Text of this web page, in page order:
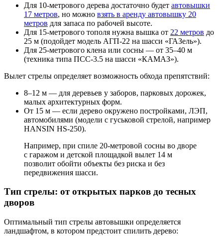
Для 10-метрового дерева достаточно будет автовышки
17 метров, но можно взять в аренду автовышку 20
метров для запаса по рабочей высоте.
Для 15-метрового тополя нужна вышка от 22 метров до
25 м (подойдет модель АГП-22 на шасси «ГАЗель»).
Для 25-метрового клена или сосны — от 35–40 м
(техника типа ПСС-3.5 на шасси «КАМАЗ»).
Вылет стрелы определяет возможность обхода препятствий:
8–12 м — для деревьев у заборов, парковых дорожек,
малых архитектурных форм.
От 15 м — если дерево окружено постройками, ЛЭП,
автомобилями (модели с гуськовой стрелой, например
HANSIN HS-250).
Например, при спиле 20-метровой сосны во дворе
с гаражом и детской площадкой вылет 14 м
позволит обойти объекты без риска и без
передвижения шасси.
Тип стрелы: от открытых парков до тесных
дворов
Оптимальный тип стрелы автовышки определяется
ландшафтом, в котором предстоит спилить дерево: